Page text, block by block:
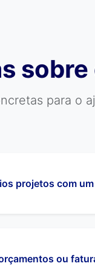
para o
projetos com
ou